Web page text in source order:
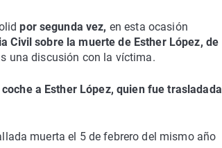
por segunda vez, en esta ocasión
Civil sobre la muerte de Esther López, de
una discusión con la víctima.
a Esther López, quien fue trasladada
muerta el 5 de febrero del mismo año